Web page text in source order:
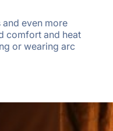
even more
comfort and heat
or wearing arc